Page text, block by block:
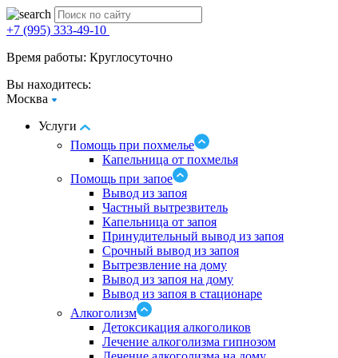
+7 (995) 333-49-10
Время работы: Круглосуточно
Вы находитесь:
Москва
Услуги
Помощь при похмелье
Капельница от похмелья
Помощь при запое
Вывод из запоя
Частный вытрезвитель
Капельница от запоя
Принудительный вывод из запоя
Срочный вывод из запоя
Вытрезвление на дому
Вывод из запоя на дому
Вывод из запоя в стационаре
Алкоголизм
Детоксикация алкоголиков
Лечение алкоголизма гипнозом